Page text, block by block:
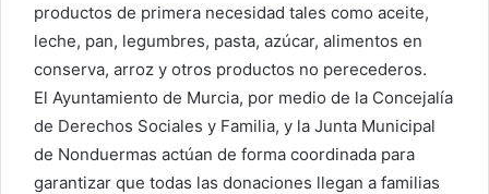
productos de primera necesidad tales como aceite,
leche, pan, legumbres, pasta, azúcar, alimentos en
conserva, arroz y otros productos no perecederos.
El Ayuntamiento de Murcia, por medio de la Concejalía
de Derechos Sociales y Familia, y la Junta Municipal
de Nonduermas actúan de forma coordinada para
garantizar que todas las donaciones llegan a familias